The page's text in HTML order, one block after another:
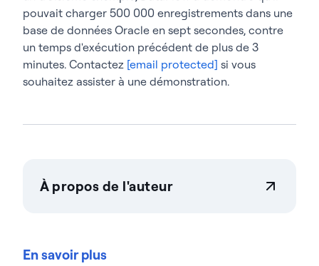
pouvait charger 500 000 enregistrements dans une
base de données Oracle en sept secondes, contre
un temps d'exécution précédent de plus de 3
minutes. Contactez [email protected] si vous
souhaitez assister à une démonstration.
À propos de l'auteur
que soit leur ampleur. Les organisations font
En savoir plus